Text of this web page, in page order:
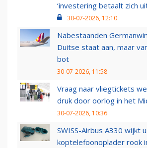
‘investering betaalt zich
30-07-2026, 12:10
Nabestaanden
Duitse staat aan, maar
bot
30-07-2026, 11:58
Vraag naar vliegtickets
druk door oorlog in het
30-07-2026, 10:36
SWISS-Airbus A330 wijkt
koptelefoonoplader rook